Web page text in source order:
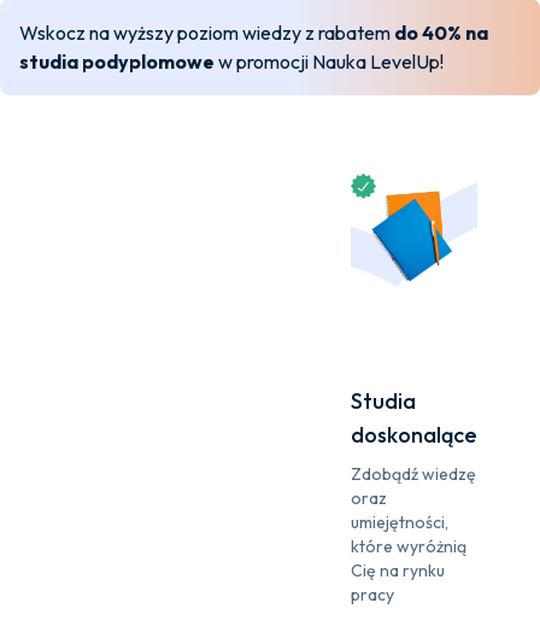
Wskocz na wyższy poziom wiedzy z rabatem do 40% na
studia podyplomowe w promocji Nauka LevelUp!
Studia
doskonalące
Zdobądź wiedzę
oraz
umiejętności,
które wyróżnią
Cię na rynku
pracy